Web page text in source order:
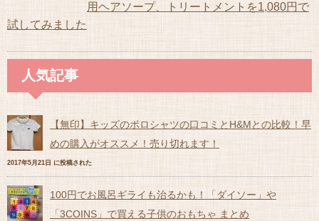
用ヘアソープ、トリートメントを1,080円で
試してみました
人気記事
【無印】キッズのポロシャツの口コミとH&Mとの比較！早
めの購入がオススメ！売り切れます！
2017年5月21日 に投稿された
100円でお風呂ギライも治るかも！「ダイソー」や
「3COINS」で買える子供のおもちゃ まとめ